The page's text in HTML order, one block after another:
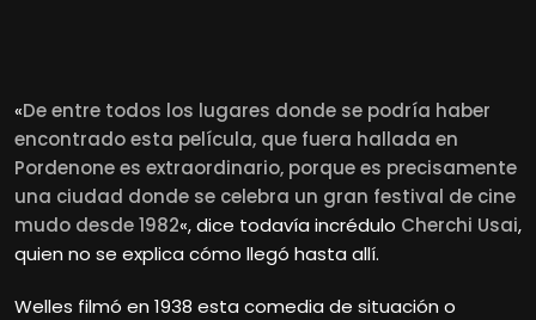
«De entre todos los lugares donde se podría haber
encontrado esta película, que fuera hallada en
Pordenone es extraordinario, porque es precisamente
una ciudad donde se celebra un gran festival de cine
mudo desde 1982«, dice todavía incrédulo Cherchi Usai,
quien no se explica cómo llegó hasta allí.
Welles filmó en 1938 esta comedia de situación o